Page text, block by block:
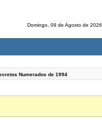
Domingo, 09 de Agosto de 2026
Numerados de 1994